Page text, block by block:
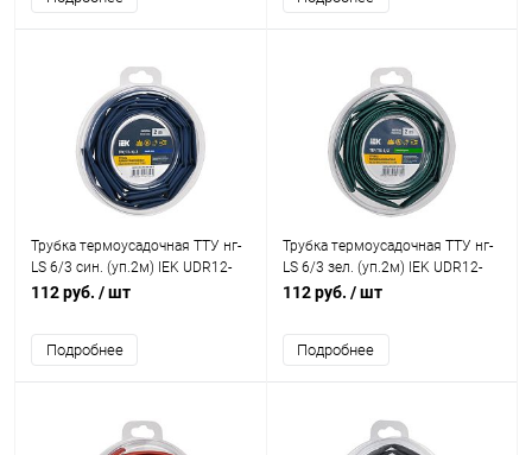
Трубка термоусадочная ТТУ нг-
LS 6/3 син. (уп.2м) IEK UDR12-
006-003-002-K07-T
112 руб. / шт
Подробнее
Трубка термоусадочная ТТУ нг-
LS 6/3 зел. (уп.2м) IEK UDR12-
006-003-002-K06-T
112 руб. / шт
Подробнее